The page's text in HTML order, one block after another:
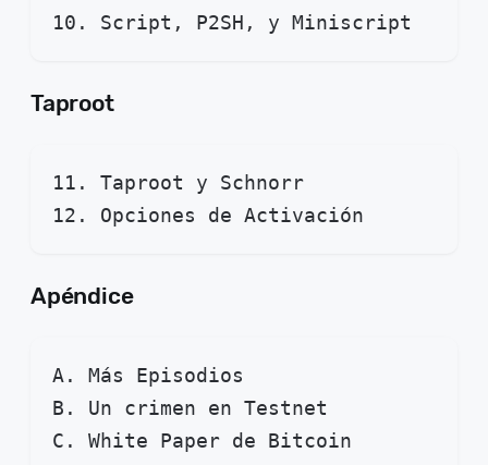
10. Script, P2SH, y Miniscript
Taproot
11. Taproot y Schnorr
12. Opciones de Activación
Apéndice
A. Más Episodios
B. Un crimen en Testnet
C. White Paper de Bitcoin